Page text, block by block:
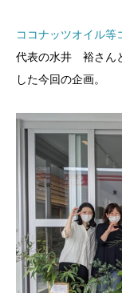
ココナッツオイル等
代表の水井 裕さん
した今回の企画。